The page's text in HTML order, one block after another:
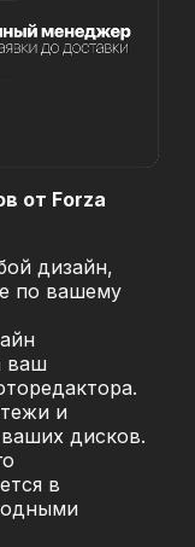
от Forza
дизайн,
по вашему
ваш
и
дисков.
в